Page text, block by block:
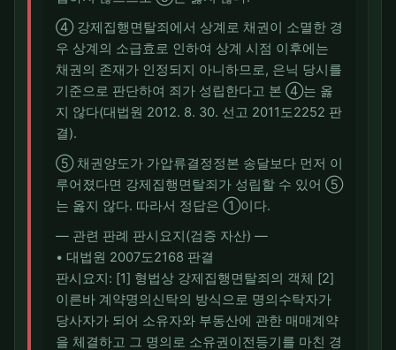
④ 강제집행면탈죄에서 상계로 채권이 소멸한 경
우 상계의 소급효로 인하여 상계 시점 이후에는
채권의 존재가 인정되지 아니하므로, 은닉 당시를
기준으로 판단하여 죄가 성립한다고 본 ④는 옳
지 않다(대법원 2012. 8. 30. 선고 2011도2252 판
결).
⑤ 채권양도가 가압류결정정본 송달보다 먼저 이
루어졌다면 강제집행면탈죄가 성립할 수 있어 ⑤
는 옳지 않다. 따라서 정답은 ①이다.
― 관련 판례 판시요지(검증 자산) ―
• 대법원 2007도2168 판결
판시요지: [1] 형법상 강제집행면탈죄의 객체 [2]
이른바 계약명의신탁의 방식으로 명의수탁자가
당사자가 되어 소유자와 부동산에 관한 매매계약
을 체결하고 그 명의로 소유권이전등기를 마친 경